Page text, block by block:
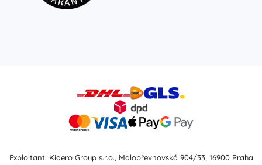
Exploitant: Kidero Group s.r.o., Malobřevnovská 904/33, 16900 Praha